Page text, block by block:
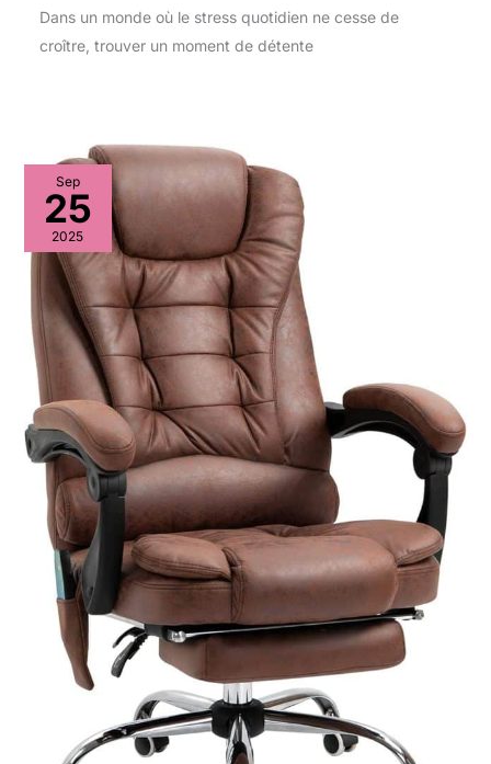
Dans un monde où le stress quotidien ne cesse de
croître, trouver un moment de détente
Sep
25
2025